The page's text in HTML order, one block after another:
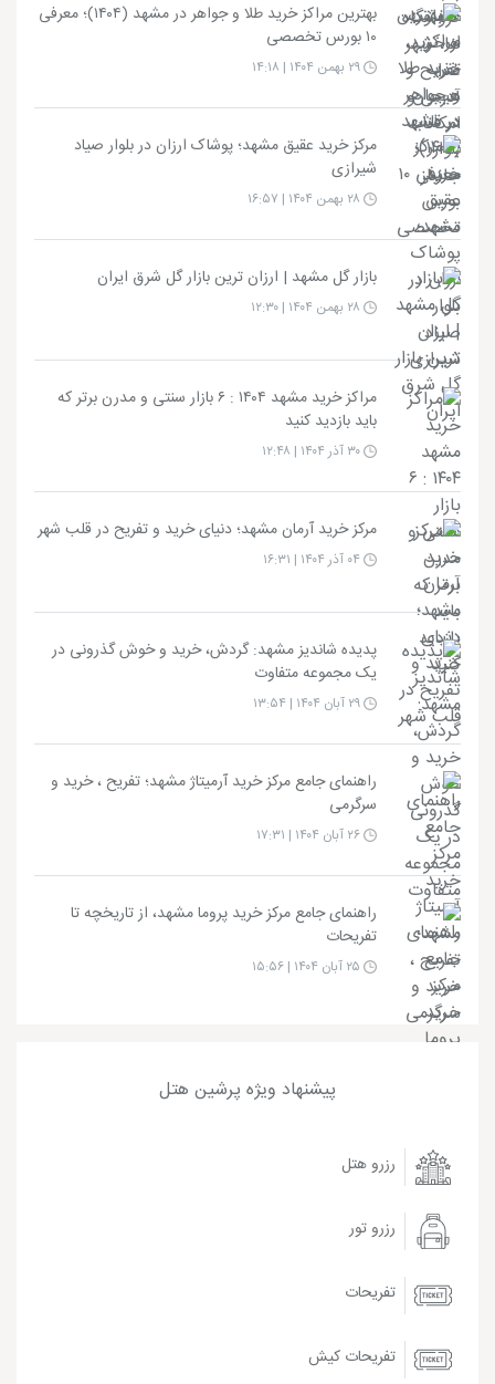
بهترین مراکز خرید طلا و جواهر در مشهد (۱۴۰۴)؛ معرفی
۱۰ بورس تخصصی
مرکز خرید عقیق مشهد؛ پوشاک ارزان در بلوار صیاد
شیرازی
بازار گل مشهد | ارزان ترین بازار گل شرق ایران
مراکز خرید مشهد ۱۴۰۴ : ۶ بازار سنتی و مدرن برتر که
باید بازدید کنید
مرکز خرید آرمان مشهد؛ دنیای خرید و تفریح در قلب شهر
پدیده شاندیز مشهد: گردش، خرید و خوش گذرونی در
یک مجموعه متفاوت
راهنمای جامع مرکز خرید آرمیتاژ مشهد؛ تفریح ، خرید و
سرگرمی
راهنمای جامع مرکز خرید پروما مشهد، از تاریخچه تا
تفریحات
پیشنهاد ویژه پرشین هتل
رزرو هتل
رزرو تور
تفریحات
تفریحات کیش